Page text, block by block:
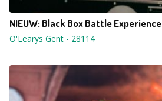
NIEUW: Black Box Battle Experience
O'Learys Gent - 28114